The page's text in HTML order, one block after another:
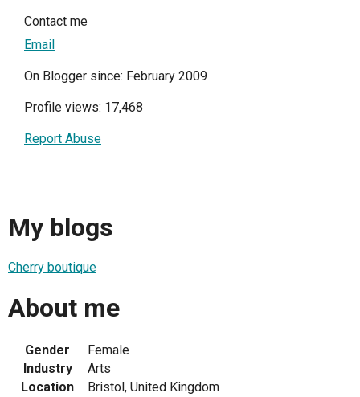
Contact me
Email
On Blogger since: February 2009
Profile views: 17,468
Report Abuse
My blogs
Cherry boutique
About me
Gender
Female
Industry
Arts
Location
Bristol, United Kingdom